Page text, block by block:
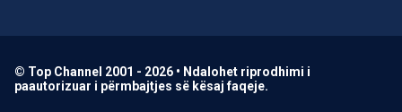
© Top Channel 2001 - 2026 • Ndalohet riprodhimi i
paautorizuar i përmbajtjes së kësaj faqeje.